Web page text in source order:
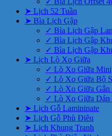
➤ Lịch 52 Tuần
➤ Bìa Lịch Gập
✓ Bìa Lịch Gập
✓ Bìa Lịch Gập
✓ Bìa Lịch Gập
➤ Lịch Lò Xo Giữa
✓ Lò Xo Giữa Mini
✓ Lò Xo Giữa Bộ
✓ Lò Xo Giữa Gắn
✓ Lò Xo Giữa Dán
➤ Lịch Gỗ Lamininate
➤ Lịch Gỗ Phù Điêu
➤ Lịch Khung Tranh